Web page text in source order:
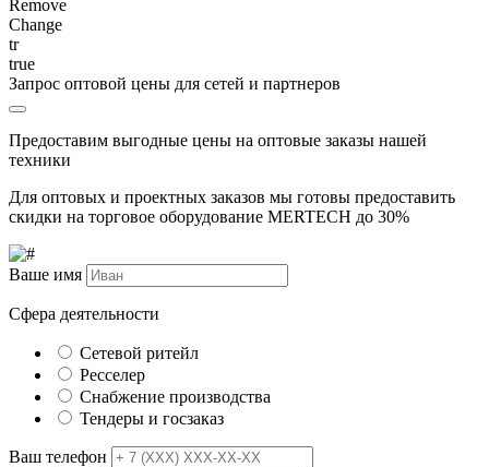
Remove
Change
tr
true
Запрос оптовой цены для сетей и партнеров
Предоставим выгодные цены на оптовые заказы нашей
техники
Для оптовых и проектных заказов мы готовы предоставить
скидки на торговое оборудование MERTECH до 30%
Ваше имя
Сфера деятельности
Сетевой ритейл
Ресселер
Снабжение производства
Тендеры и госзаказ
Ваш телефон